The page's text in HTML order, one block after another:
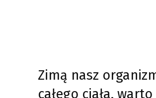
Zimą nasz
całego ciała,